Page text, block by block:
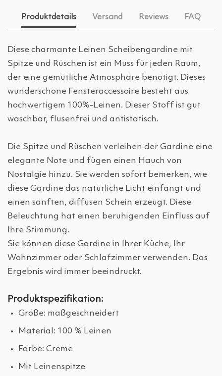
Produktdetails Versand Reviews FAQ
Diese charmante Leinen Scheibengardine mit
Spitze und Rüschen ist ein Muss für jeden Raum,
der eine gemütliche Atmosphäre benötigt. Dieses
wunderschöne Fensteraccessoire besteht aus
hochwertigem 100%-Leinen. Dieser Stoff ist gut
waschbar, flusenfrei und antistatisch.
Die Spitze und Rüschen verleihen der Gardine eine
elegante Note und fügen einen Hauch von
Nostalgie hinzu. Sie werden sofort bemerken, wie
diese Gardine das natürliche Licht einfängt und
einen sanften, diffusen Schein erzeugt. Diese
Beleuchtung hat einen beruhigenden Einfluss auf
Ihre Stimmung.
Sie können diese Gardine in Ihrer Küche, Ihr
Wohnzimmer oder Schlafzimmer verwenden. Das
Ergebnis wird immer beeindruckt.
Produktspezifikation:
Größe: maßgeschneidert
Material: 100 % Leinen
Farbe: Creme
Mit Leinenspitze